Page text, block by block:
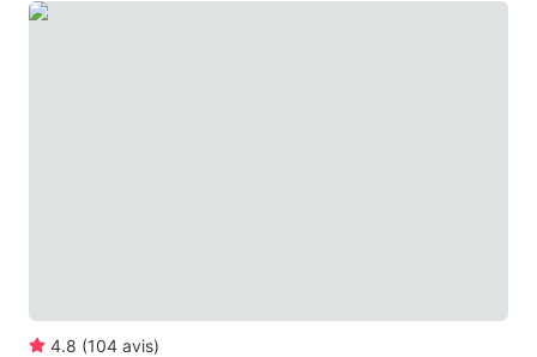
4.8 (104 avis)